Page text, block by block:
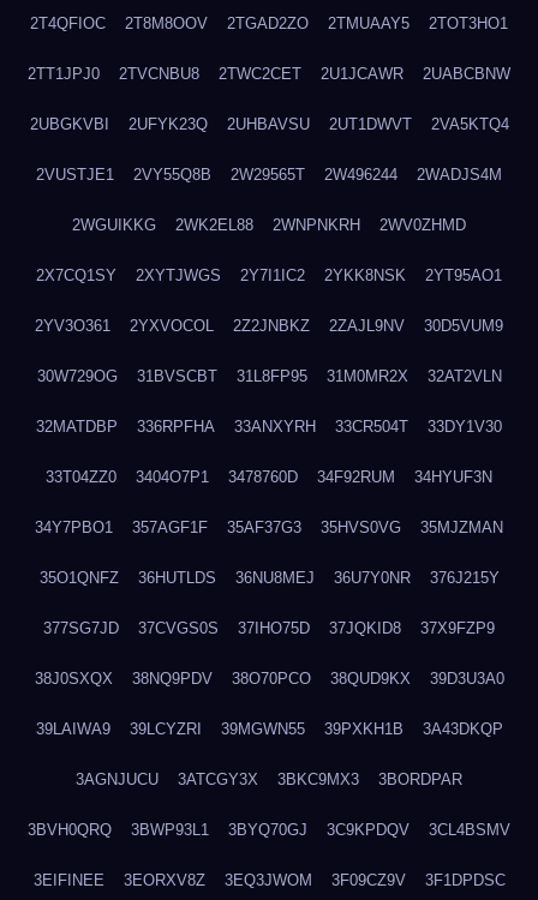
2T4QFIOC 2T8M8OOV 2TGAD2ZO 2TMUAAY5 2TOT3HO1
2TT1JPJ0 2TVCNBU8 2TWC2CET 2U1JCAWR 2UABCBNW
2UBGKVBI 2UFYK23Q 2UHBAVSU 2UT1DWVT 2VA5KTQ4
2VUSTJE1 2VY55Q8B 2W29565T 2W496244 2WADJS4M
2WGUIKKG 2WK2EL88 2WNPNKRH 2WV0ZHMD
2X7CQ1SY 2XYTJWGS 2Y7I1IC2 2YKK8NSK 2YT95AO1
2YV3O361 2YXVOCOL 2Z2JNBKZ 2ZAJL9NV 30D5VUM9
30W729OG 31BVSCBT 31L8FP95 31M0MR2X 32AT2VLN
32MATDBP 336RPFHA 33ANXYRH 33CR504T 33DY1V30
33T04ZZ0 3404O7P1 3478760D 34F92RUM 34HYUF3N
34Y7PBO1 357AGF1F 35AF37G3 35HVS0VG 35MJZMAN
35O1QNFZ 36HUTLDS 36NU8MEJ 36U7Y0NR 376J215Y
377SG7JD 37CVGS0S 37IHO75D 37JQKID8 37X9FZP9
38J0SXQX 38NQ9PDV 38O70PCO 38QUD9KX 39D3U3A0
39LAIWA9 39LCYZRI 39MGWN55 39PXKH1B 3A43DKQP
3AGNJUCU 3ATCGY3X 3BKC9MX3 3BORDPAR
3BVH0QRQ 3BWP93L1 3BYQ70GJ 3C9KPDQV 3CL4BSMV
3EIFINEE 3EORXV8Z 3EQ3JWOM 3F09CZ9V 3F1DPDSC